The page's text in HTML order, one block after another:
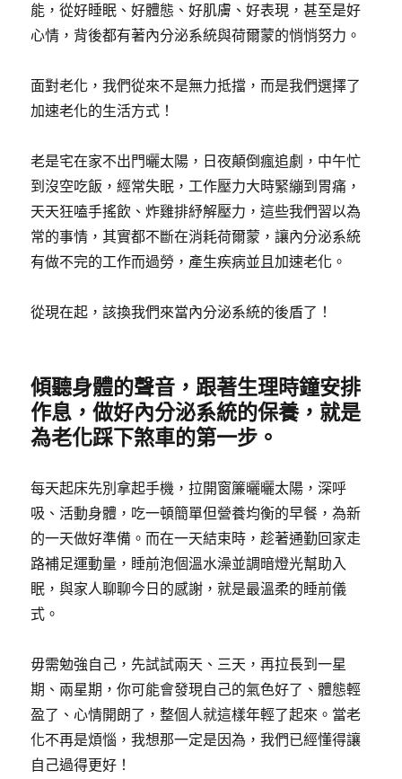
能，從好睡眠、好體態、好肌膚、好表現，甚至是好
心情，背後都有著內分泌系統與荷爾蒙的悄悄努力。
面對老化，我們從來不是無力抵擋，而是我們選擇了
加速老化的生活方式！
老是宅在家不出門曬太陽，日夜顛倒瘋追劇，中午忙
到沒空吃飯，經常失眠，工作壓力大時緊繃到胃痛，
天天狂嗑手搖飲、炸雞排紓解壓力，這些我們習以為
常的事情，其實都不斷在消耗荷爾蒙，讓內分泌系統
有做不完的工作而過勞，產生疾病並且加速老化。
從現在起，該換我們來當內分泌系統的後盾了！
傾聽身體的聲音，跟著生理時鐘安排
作息，做好內分泌系統的保養，就是
為老化踩下煞車的第一步。
每天起床先別拿起手機，拉開窗簾曬曬太陽，深呼
吸、活動身體，吃一頓簡單但營養均衡的早餐，為新
的一天做好準備。而在一天結束時，趁著通勤回家走
路補足運動量，睡前泡個溫水澡並調暗燈光幫助入
眠，與家人聊聊今日的感謝，就是最溫柔的睡前儀
式。
毋需勉強自己，先試試兩天、三天，再拉長到一星
期、兩星期，你可能會發現自己的氣色好了、體態輕
盈了、心情開朗了，整個人就這樣年輕了起來。當老
化不再是煩惱，我想那一定是因為，我們已經懂得讓
自己過得更好！